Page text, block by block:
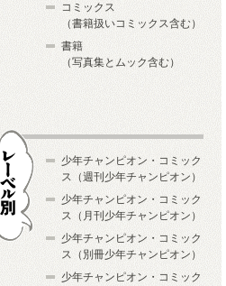
コミックス
（書籍扱いコミックス含む）
書籍
（写真集とムック含む）
少年チャンピオン・コミック
ス（週刊少年チャンピオン）
少年チャンピオン・コミック
ス（月刊少年チャンピオン）
少年チャンピオン・コミック
ス（別冊少年チャンピオン）
少年チャンピオン・コミック